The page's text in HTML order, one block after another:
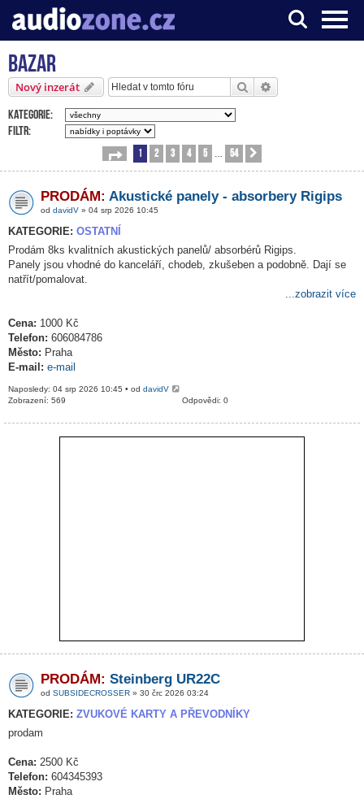
Server o digitálním zpracování zvuku
Bazar
Nový inzerát Hledat
Kategorie:
Filtr:
Stránka 1z 54
1 2 3 4 5 54
PRODÁM: Akustické panely - absorbery Rigips
od davidV » 04 srp 2026 10:45
KATEGORIE: OSTATNÍ
Prodám 8ks kvalitních akustických panelů/ absorbérů Rigips.
Panely jsou vhodné do kanceláří, chodeb, zkušeben a podobně. Dají se
natřít/pomalovat.
...zobrazit více
Cena: 1000 Kč
Telefon: 606084786
Město: Praha
E-mail: e-mail
Naposledy: 04 srp 2026 10:45 • od davidV
Odpovědi: 0
Zobrazení: 569
PRODÁM: Steinberg UR22C
od SUBSIDECROSSER » 30 črc 2026 03:24
KATEGORIE: ZVUKOVÉ KARTY A PŘEVODNÍKY
prodam
Cena: 2500 Kč
Telefon: 604345393
Město: Praha